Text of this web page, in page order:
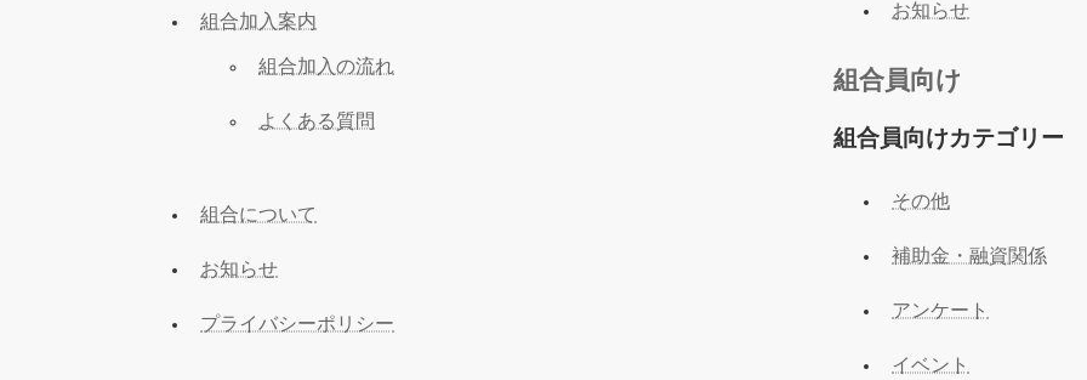
組合加入案内
組合加入の流れ
よくある質問
組合について
お知らせ
プライバシーポリシー
お知らせ
組合員向け
組合員向けカテゴリー
その他
補助金・融資関係
アンケート
イベント